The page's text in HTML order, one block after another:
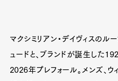
マクシミリアン・デイヴィスのル
ュードと、ブランドが誕生した
2026年プレフォール。メンズ、